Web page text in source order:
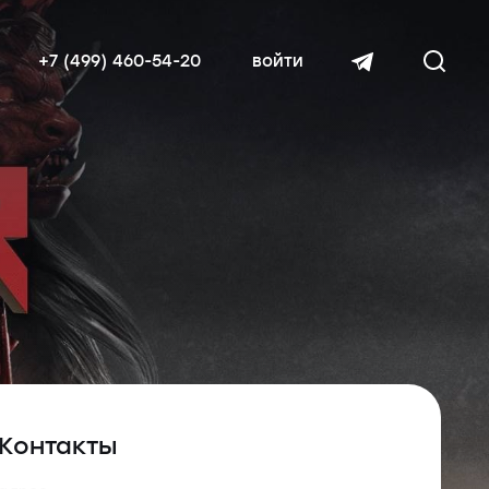
читать далее
+7 (499) 460-54-20 войти
Контакты